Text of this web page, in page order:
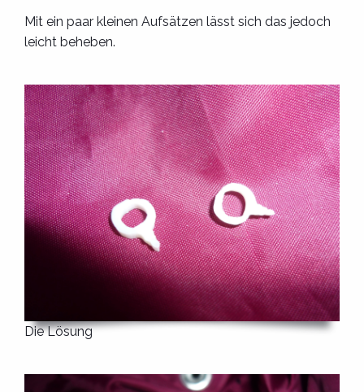
Mit ein paar kleinen Aufsätzen lässt sich das jedoch
leicht beheben.
Die Lösung